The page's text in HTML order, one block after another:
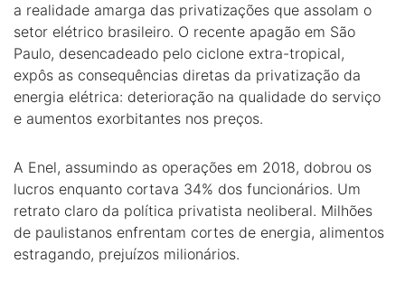
a realidade amarga das privatizações que assolam o
setor elétrico brasileiro. O recente apagão em São
Paulo, desencadeado pelo ciclone extra-tropical,
expôs as consequências diretas da privatização da
energia elétrica: deterioração na qualidade do serviço
e aumentos exorbitantes nos preços.
A Enel, assumindo as operações em 2018, dobrou os
lucros enquanto cortava 34% dos funcionários. Um
retrato claro da política privatista neoliberal. Milhões
de paulistanos enfrentam cortes de energia, alimentos
estragando, prejuízos milionários.